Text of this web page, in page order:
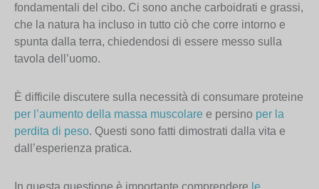
fondamentali del cibo. Ci sono anche carboidrati e grassi,
che la natura ha incluso in tutto ciò che corre intorno e
spunta dalla terra, chiedendosi di essere messo sulla
tavola dell’uomo.
È difficile discutere sulla necessità di consumare proteine
per l’aumento della massa muscolare e persino per la
perdita di peso. Questi sono fatti dimostrati dalla vita e
dall’esperienza pratica.
In questa questione è importante comprendere le